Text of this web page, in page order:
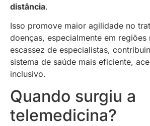
distância.
Isso promove maior agilidade no
doenças, especialmente em regiões
escassez de especialistas,
sistema de saúde mais eficiente,
inclusivo.
Quando surgiu a
telemedicina?